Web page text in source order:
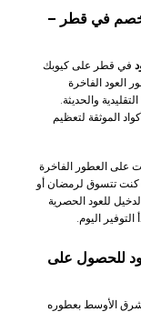
وخصم في قطر –
في قطر على كيوبك
العود الفاخرة
والحديثة.
الموثقة لتعظيم
على العطور الفاخرة
كنت تتسوق لرمضان أو
للعود الحصرية
اليوم.
للحصول على
الأوسط بعطوره